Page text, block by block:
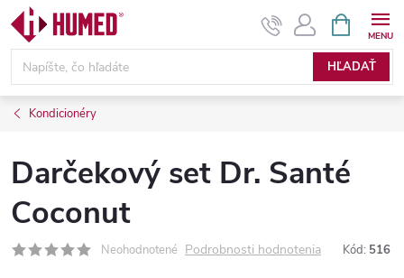
Prejsť
obsah
HĽADAŤ
KOŠÍK
Kondicionéry
Darčekový set Dr. Santé
Coconut
Neohodnotené Podrobnosti hodnotenia Kód: 516